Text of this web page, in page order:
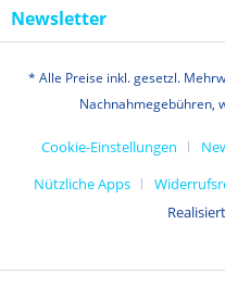
Newsletter
* Alle Preise inkl. gesetzl.
Nachnahmegebühren,
Cookie-Einstellungen
Nützliche Apps